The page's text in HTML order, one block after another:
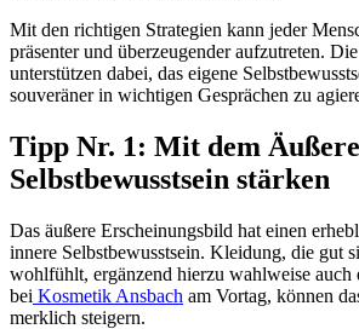
Mit den richtigen Strategien kann jeder
präsenter und überzeugender aufzutreten.
unterstützen dabei, das eigene
souveräner in wichtigen Gesprächen zu
Tipp Nr. 1: Mit dem
Selbstbewusstsein stärken
Das äußere Erscheinungsbild hat einen
innere Selbstbewusstsein. Kleidung, die gut
wohlfühlt, ergänzend hierzu wahlweise auch
bei Kosmetik Ansbach am Vortag, können
merklich steigern.